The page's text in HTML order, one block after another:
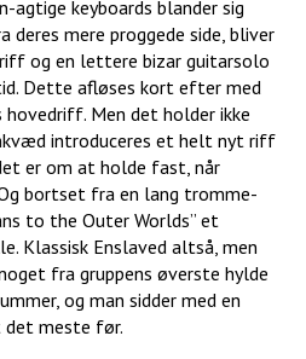
keyboards blander sig
deres mere proggede side, bliver
og en lettere bizar guitarsolo
Dette afløses kort efter med
hovedriff. Men det holder ikke
introduceres et helt nyt riff
er om at holde fast, når
bortset fra en lang tromme-
to the Outer Worlds” et
Klassisk Enslaved altså, men
fra gruppens øverste hylde
og man sidder med en
meste før.